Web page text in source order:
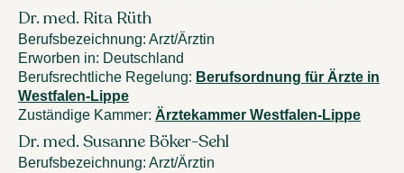
Dr. med. Rita Rüth
Berufsbezeichnung: Arzt/Ärztin
Erworben in: Deutschland
Berufsrechtliche Regelung: Berufsordnung für Ärzte in
Westfalen-Lippe
Zuständige Kammer: Ärztekammer Westfalen-Lippe
Dr. med. Susanne Böker-Sehl
Berufsbezeichnung: Arzt/Ärztin